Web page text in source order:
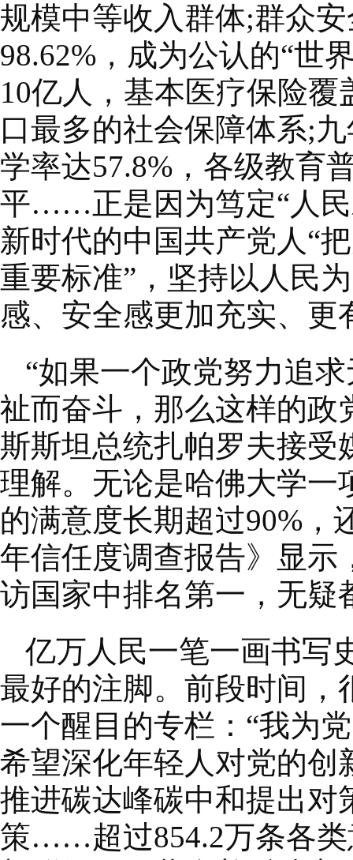
规模中等收入群体;群众
98.62%，成为公认的“世
10亿人，基本医疗保险
口最多的社会保障体系;
学率达57.8%，各级教育
平……正是因为笃定“人民
新时代的中国共产党人“
重要标准”，坚持以人民
感、安全感更加充实、更
“如果一个政党努力追
祉而奋斗，那么这样的政
斯斯坦总统扎帕罗夫接受
理解。无论是哈佛大学一
的满意度长期超过90%，
年信任度调查报告》显示
访国家中排名第一，无疑
亿万人民一笔一画书写
最好的注脚。前段时间，
一个醒目的专栏：“我为
希望深化年轻人对党的创
推进碳达峰碳中和提出对
策……超过854.2万条各类